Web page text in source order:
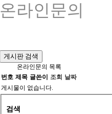
온라인문의
게시판 검색
온라인문의 목록
번호 제목 글쓴이 조회 날짜
게시물이 없습니다.
검색